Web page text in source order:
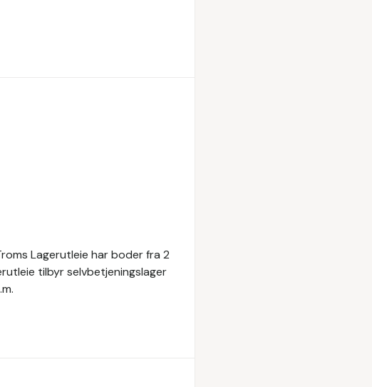
Lagerutleie har boder fra 2
tilbyr selvbetjeningslager